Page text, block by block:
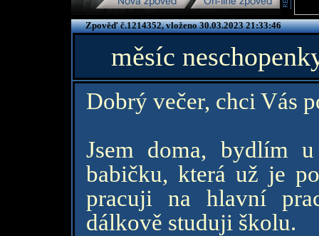
Zpověď č.1214352, vloženo 30.03.2023 21:33:46
měsíc
Dobrý večer, chci Vás
Jsem doma, bydlím
babičku, která už je
pracuji na hlavní
dálkově studuji školu.